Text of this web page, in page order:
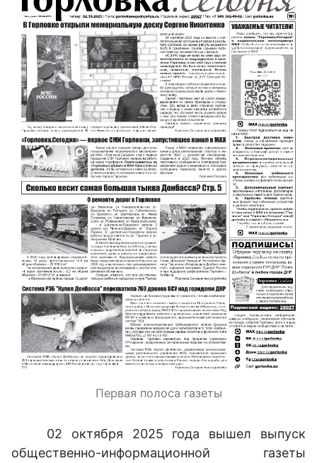
Первая полоса газеты
02 октября 2025 года вышел выпуск
общественно-информационной газеты